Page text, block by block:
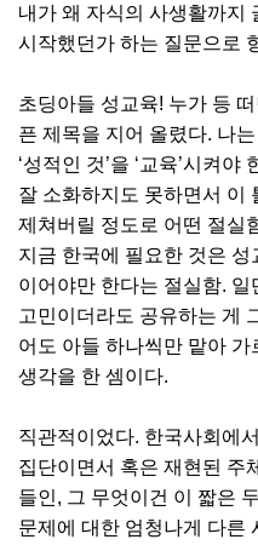
내가 왜 자식의 사생활까지
시작했던가 하는 질문으로
초딩아들 성교육! 누가 등
픈 제목을 지어 올렸다. 나
‘성적인 것’을 ‘교육’시켜
잘 소화하지도 못하면서 이
제쳐버릴 정도로 어떤 절실
지금 한국에 필요한 것은
이어야만 한다는 절실함.
고민이더라도 공유하는 게
어도 아들 하나씩만 맡아 가
생각을 한 셈이다.
직관적이었다. 한국사회에서
집단이면서 혹은 재현된 주
들인, 그 무엇이건 이 짧은
문제에 대한 엄청나게 다른